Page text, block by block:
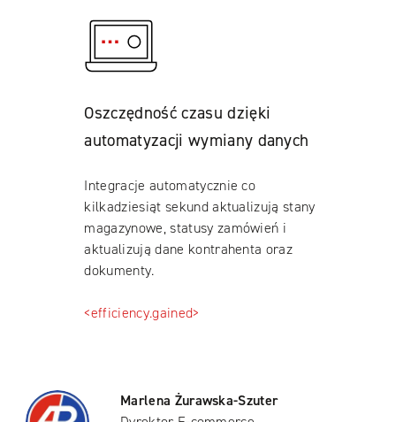
Oszczędność czasu dzięki
automatyzacji wymiany danych
Integracje automatycznie co
kilkadziesiąt sekund aktualizują stany
magazynowe, statusy zamówień i
aktualizują dane kontrahenta oraz
dokumenty.
<efficiency.gained>
Marlena Żurawska-Szuter